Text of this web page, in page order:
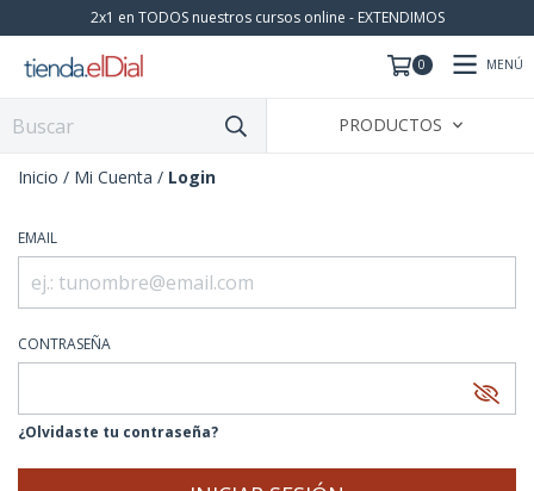
2x1 en TODOS nuestros cursos online - EXTENDIMOS
0 MENÚ
PRODUCTOS
Inicio / Mi Cuenta / Login
EMAIL
CONTRASEÑA
¿Olvidaste tu contraseña?